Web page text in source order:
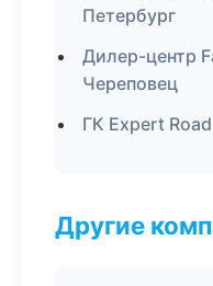
Петербург
Дилер-центр
Череповец
ГК Expert
Другие